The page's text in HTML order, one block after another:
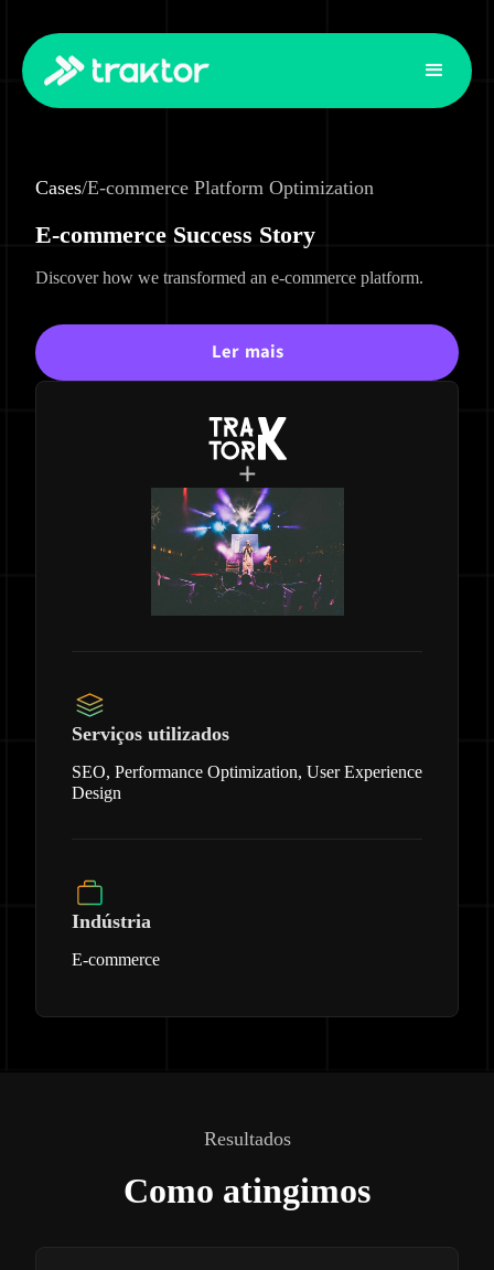
Cases/E-commerce Platform Optimization
E-commerce Success Story
Discover how we transformed an e-commerce platform.
Ler mais
Serviços utilizados
SEO, Performance Optimization, User Experience
Design
Indústria
E-commerce
Resultados
Como atingimos